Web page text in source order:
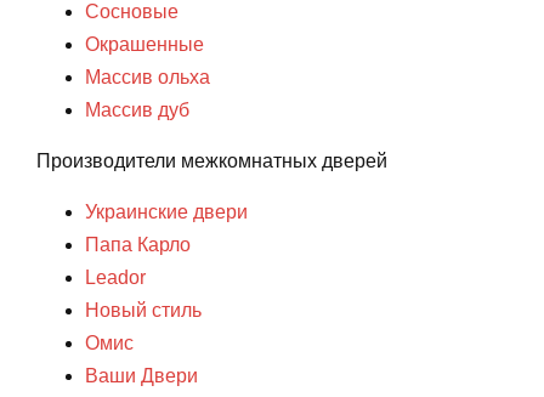
Сосновые
Окрашенные
Массив ольха
Массив дуб
Производители межкомнатных дверей
Украинские двери
Папа Карло
Leador
Новый стиль
Омис
Ваши Двери